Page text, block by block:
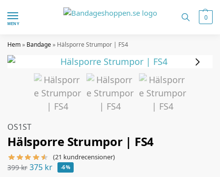
MENY
0
Hem» Bandage» Hälsporre Strumpor | FS4
OS1ST
Hälsporre Strumpor | FS4
(21 kundrecensioner)
399kr 375 kr -6%